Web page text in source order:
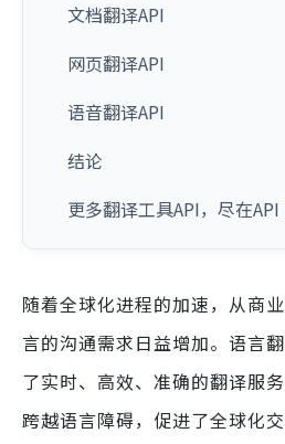
文档翻译API
网页翻译API
语音翻译API
结论
更多翻译工具API，尽在
随着全球化进程的加速，从商
言的沟通需求日益增加。语言
了实时、高效、准确的翻译服
跨越语言障碍，促进了全球化